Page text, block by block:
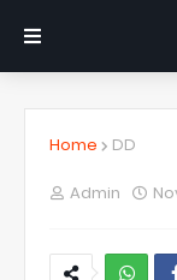
Home DD
Admin